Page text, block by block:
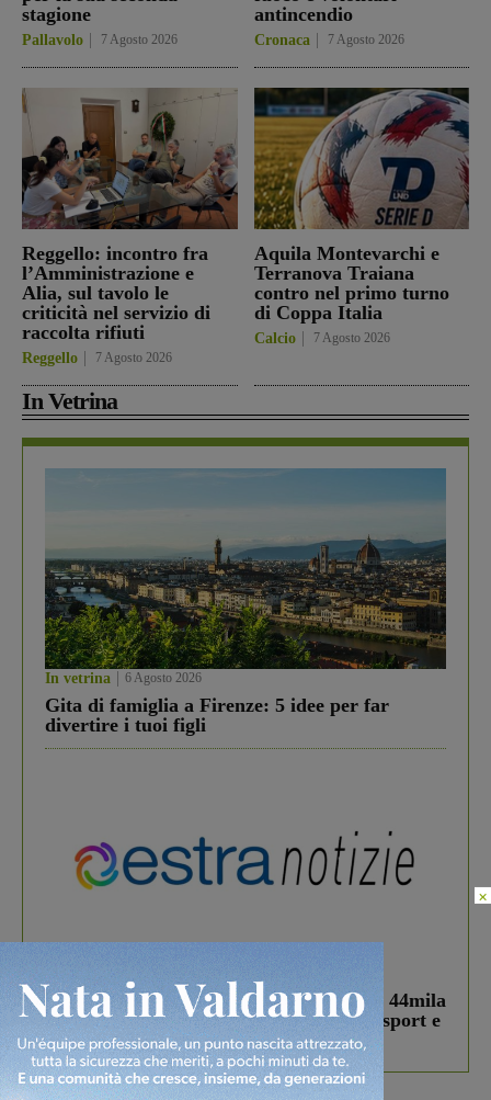
stagione
Pallavolo 7 Agosto 2026
antincendio
Cronaca 7 Agosto 2026
Reggello: incontro fra
l’Amministrazione e
Alia, sul tavolo le
criticità nel servizio di
raccolta rifiuti
Reggello 7 Agosto 2026
Aquila Montevarchi e
Terranova Traiana
contro nel primo turno
di Coppa Italia
Calcio 7 Agosto 2026
In Vetrina
In vetrina 6 Agosto 2026
Gita di famiglia a Firenze: 5 idee per far
divertire i tuoi figli
In vetrina
Estra Notizie agosto: Smart Cities, oltre 44mila
studenti coinvolti, torna il bando per lo sport e
debutta il podcast Estrair
×